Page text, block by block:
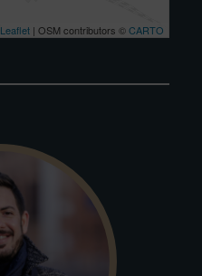
Leaflet| OSM contributors ©CARTO